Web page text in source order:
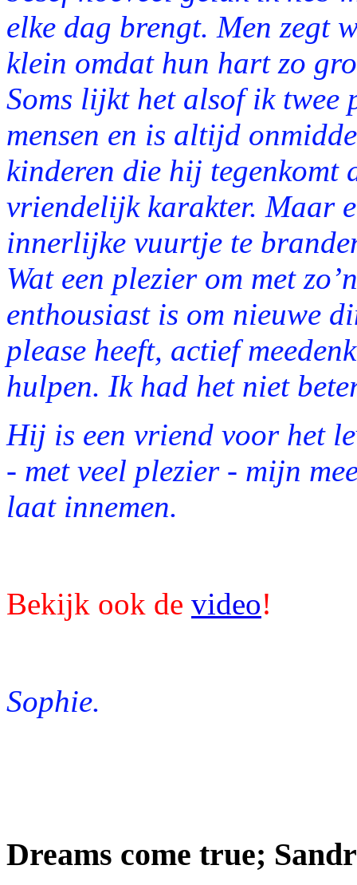
elke dag brengt. Men zegt
klein omdat hun hart zo
Soms lijkt het alsof ik twee
mensen en is altijd
kinderen die hij tegenkomt
vriendelijk karakter. Maar
innerlijke vuurtje te
Wat een plezier om met
enthousiast is om nieuwe
please heeft, actief
hulpen. Ik had het niet
Hij is een vriend voor het
- met veel plezier - mijn
laat innemen.
Bekijk ook de video!
Sophie.
Dreams come true;